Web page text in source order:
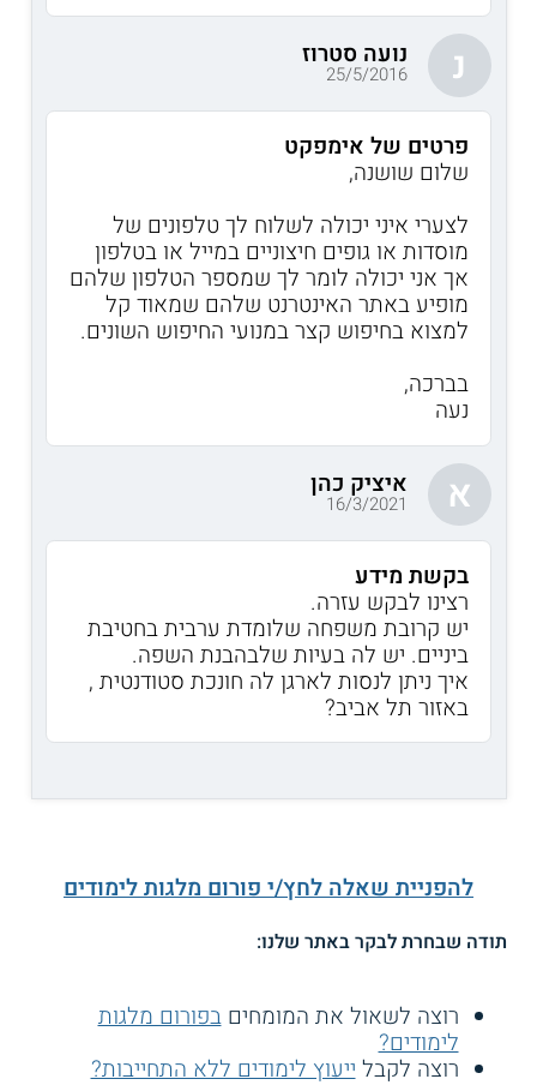
נ נועה סטרוז
25/5/2016
פרטים של אימפקט
שלום שושנה,
לצערי איני יכולה לשלוח לך טלפונים של
מוסדות או גופים חיצוניים במייל או בטלפון
אך אני יכולה לומר לך שמספר הטלפון שלהם
מופיע באתר האינטרנט שלהם שמאוד קל
למצוא בחיפוש קצר במנועי החיפוש השונים.
בברכה,
נעה
א איציק כהן
16/3/2021
בקשת מידע
רצינו לבקש עזרה.
יש קרובת משפחה שלומדת ערבית בחטיבת
ביניים. יש לה בעיות שלבהבנת השפה.
איך ניתן לנסות לארגן לה חונכת סטודנטית ,
באזור תל אביב?
להפניית שאלה לחץ/י פורום מלגות לימודים
תודה שבחרת לבקר באתר שלנו:
רוצה לשאול את המומחיםבפורום מלגות
לימודים?
רוצה לקבלייעוץ לימודים ללא התחייבות?